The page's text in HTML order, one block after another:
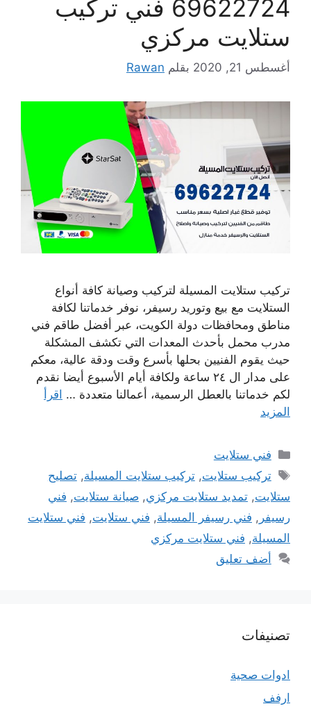
69622724 فني تركيب
ستلايت مركزي
أغسطس 21, 2020 بقلم Rawan
تركيب ستلايت المسيلة لتركيب وصيانة كافة أنواع
الستلايت مع بيع وتوريد رسيفر، نوفر خدماتنا لكافة
مناطق ومحافظات دولة الكويت، عبر أفضل طاقم فني
مدرب محمل بأحدث المعدات التي تكشف المشكلة
حيث يقوم الفنيين بحلها بأسرع وقت ودقة عالية، معكم
على مدار ال ٢٤ ساعة ولكافة أيام الأسبوع أيضا نقدم
لكم خدماتنا بالعطل الرسمية، أعمالنا متعددة … اقرأ
المزيد
التصنيفات
فني ستلايت
الوسوم
تركيب ستلايت,تركيب ستلايت المسيلة,تصليح
ستلايت, تمديد ستلايت مركزي, صيانة ستلايت, فني
رسيفر , فني رسيفر المسيلة, فني ستلايت, فني ستلايت
المسيلة, فني ستلايت مركزي
أضف تعليق
تصنيفات
ادوات صحية
ارفف